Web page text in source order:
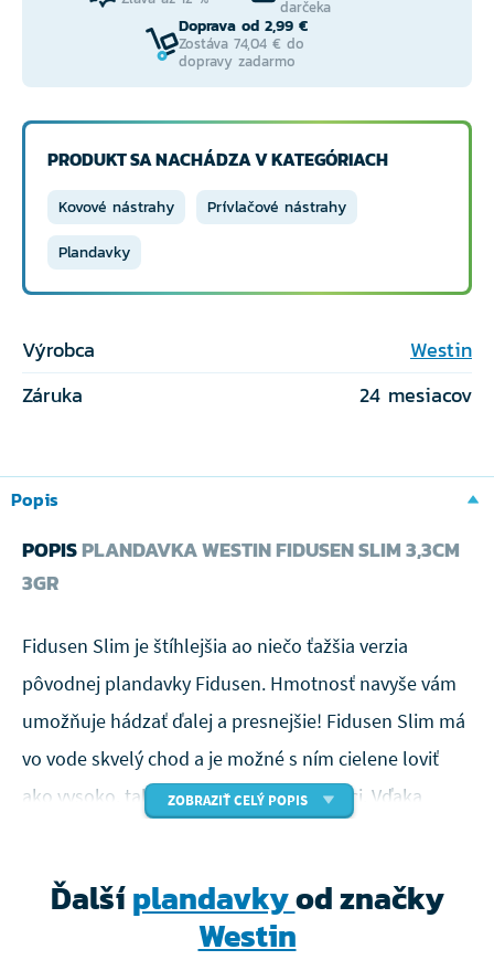
darčeka
Doprava od 2,99 €
Zostáva 74,04 € do
dopravy zadarmo
PRODUKT SA NACHÁDZA V KATEGÓRIACH
Kovové nástrahy
Prívlačové nástrahy
Plandavky
Výrobca
Westin
Záruka
24 mesiacov
Popis
POPISPLANDAVKA WESTIN FIDUSEN SLIM 3,3CM
3GR
Fidusen Slim je štíhlejšia ao niečo ťažšia verzia
pôvodnej plandavky Fidusen. Hmotnosť navyše vám
umožňuje hádzať ďalej a presnejšie! Fidusen Slim má
vo vode skvelý chod a je možné s ním cielene loviť
ako vysoko, tak hlboko vo vodnom stĺpci. Vďaka
Perfektná mikro nástraha pre všetky
ZOBRAZIŤ CELÝ POPIS
Ďalšíplandavkyod značky
Westin